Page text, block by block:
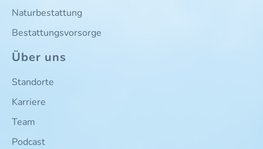
Naturbestattung
Bestattungsvorsorge
Über uns
Standorte
Karriere
Team
Podcast